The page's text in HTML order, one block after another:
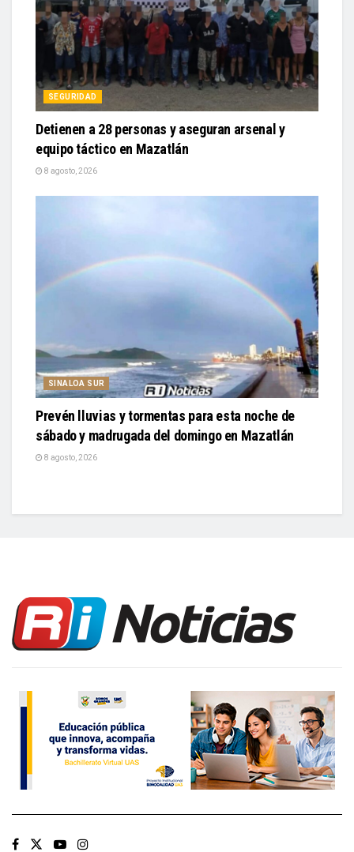
SEGURIDAD
Detienen a 28 personas y aseguran arsenal y
equipo táctico en Mazatlán
8 agosto, 2026
SINALOA SUR
Prevén lluvias y tormentas para esta noche de
sábado y madrugada del domingo en Mazatlán
8 agosto, 2026